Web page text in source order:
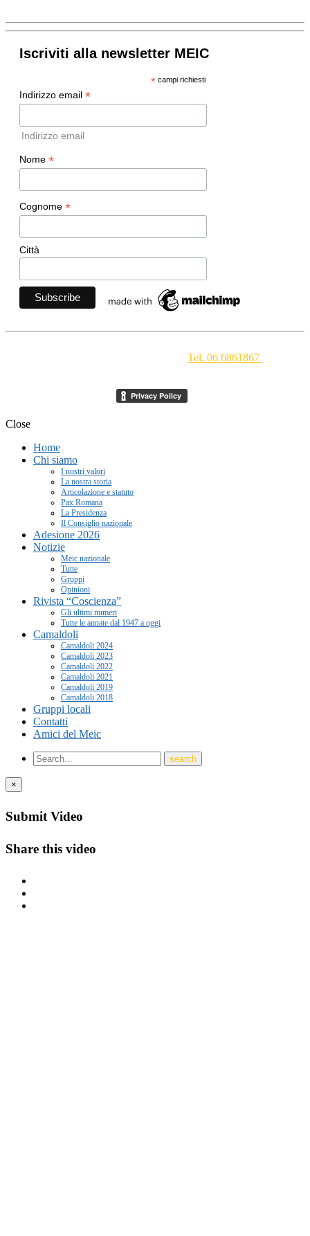
Iscriviti alla newsletter MEIC
*campi richiesti
Indirizzo email *
Indirizzo email
Nome *
Cognome *
Città
Tel. 06 6861867
Close
Home
Chi siamo
I nostri valori
La nostra storia
Articolazione e statuto
Pax Romana
La Presidenza
Il Consiglio nazionale
Adesione 2026
Notizie
Meic nazionale
Tutte
Gruppi
Opinioni
Rivista “Coscienza”
Gli ultimi numeri
Tutte le annate dal 1947 a oggi
Camaldoli
Camaldoli 2024
Camaldoli 2023
Camaldoli 2022
Camaldoli 2021
Camaldoli 2019
Camaldoli 2018
Gruppi locali
Contatti
Amici del Meic
×
Submit Video
Share this video